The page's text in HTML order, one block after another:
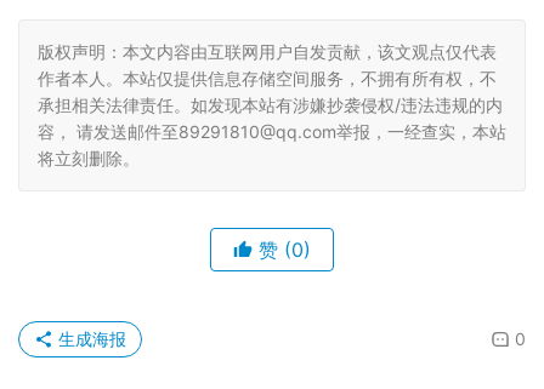
版权声明：本文内容由互联网用户自发贡献，该文观点仅代表
作者本人。本站仅提供信息存储空间服务，不拥有所有权，不
承担相关法律责任。如发现本站有涉嫌抄袭侵权/违法违规的内
容， 请发送邮件至89291810@qq.com举报，一经查实，本站
将立刻删除。
赞 (0)
0
生成海报